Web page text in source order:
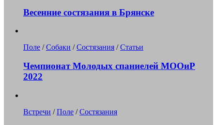
Весенние состязания в Брянске
Поле /Собаки /Состязания /Статьи
Чемпионат Молодых спаниелей МООиР
2022
Встречи /Поле /Состязания